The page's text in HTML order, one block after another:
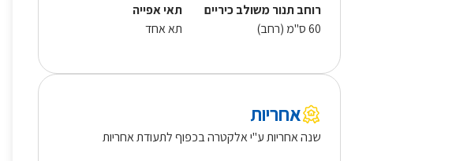
רוחב תנור משולב כיריים
60 ס"מ (רחב)
תאי אפייה
תא אחד
אחריות
שנה אחריות ע"י אלקטרה בכפוף לתעודת אחריות